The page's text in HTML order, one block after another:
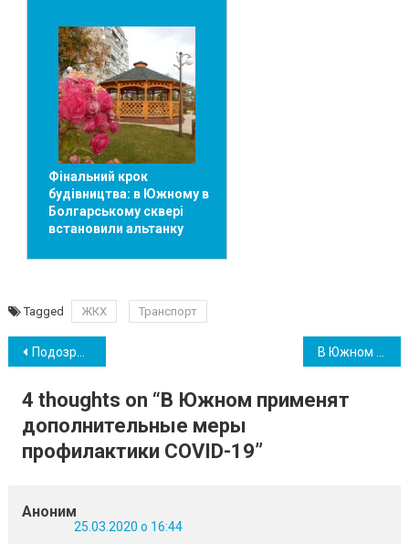
Фінальний крок
будівництва: в Южному в
Болгарському сквері
встановили альтанку
Tagged ЖКХ Транспорт
Навігація
записів
Подозреваемый на коронавирус житель Южного в городе не проживает (обновлено)
4 thoughts on “В Южном применят
дополнительные меры
профилактики COVID-19”
Аноним
25.03.2020 о 16:44